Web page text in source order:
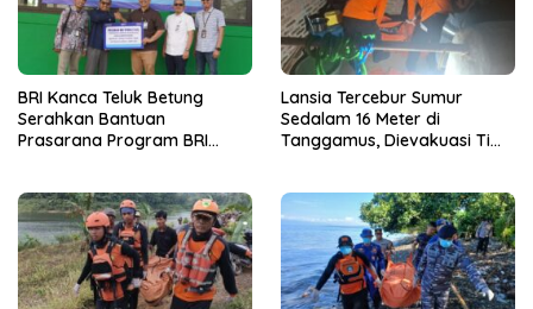
BRI Kanca Teluk Betung
Serahkan Bantuan
Prasarana Program BRI
LAZDAI
Lansia Tercebur Sumur
Sedalam 16 Meter di
Tanggamus, Dievakuasi Tim